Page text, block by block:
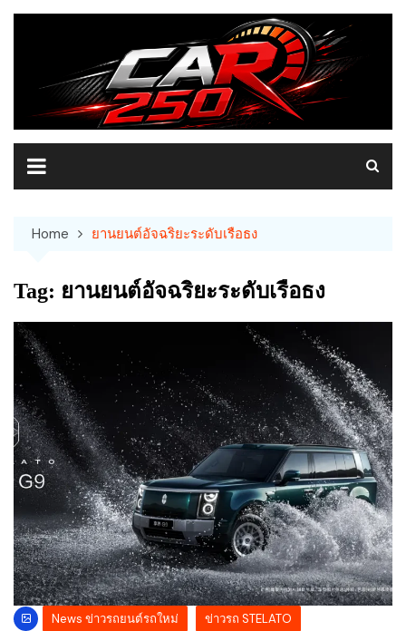
Skip
Home ยานยนต์อัจฉริยะระดับเรือธง
Tag: ยานยนต์อัจฉริยะระดับเรือธง
News ข่าวรถยนต์รถใหม่ ข่าวรถ STELATO